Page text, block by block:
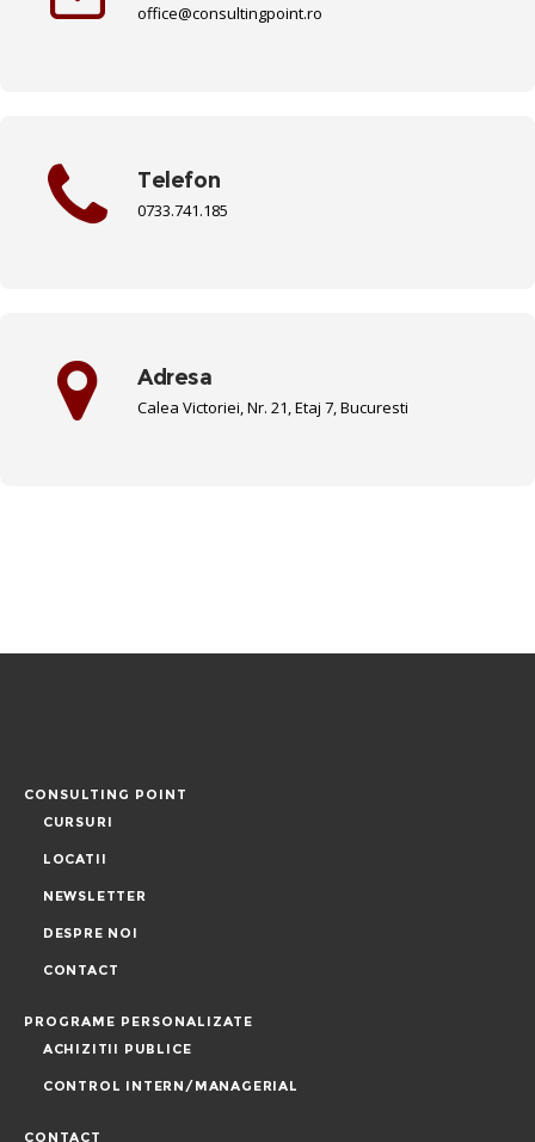
office@consultingpoint.ro
Telefon
0733.741.185
Adresa
Calea Victoriei, Nr. 21, Etaj 7, Bucuresti
CONSULTING POINT
CURSURI
LOCATII
NEWSLETTER
DESPRE NOI
CONTACT
PROGRAME PERSONALIZATE
ACHIZITII PUBLICE
CONTROL INTERN/MANAGERIAL
CONTACT